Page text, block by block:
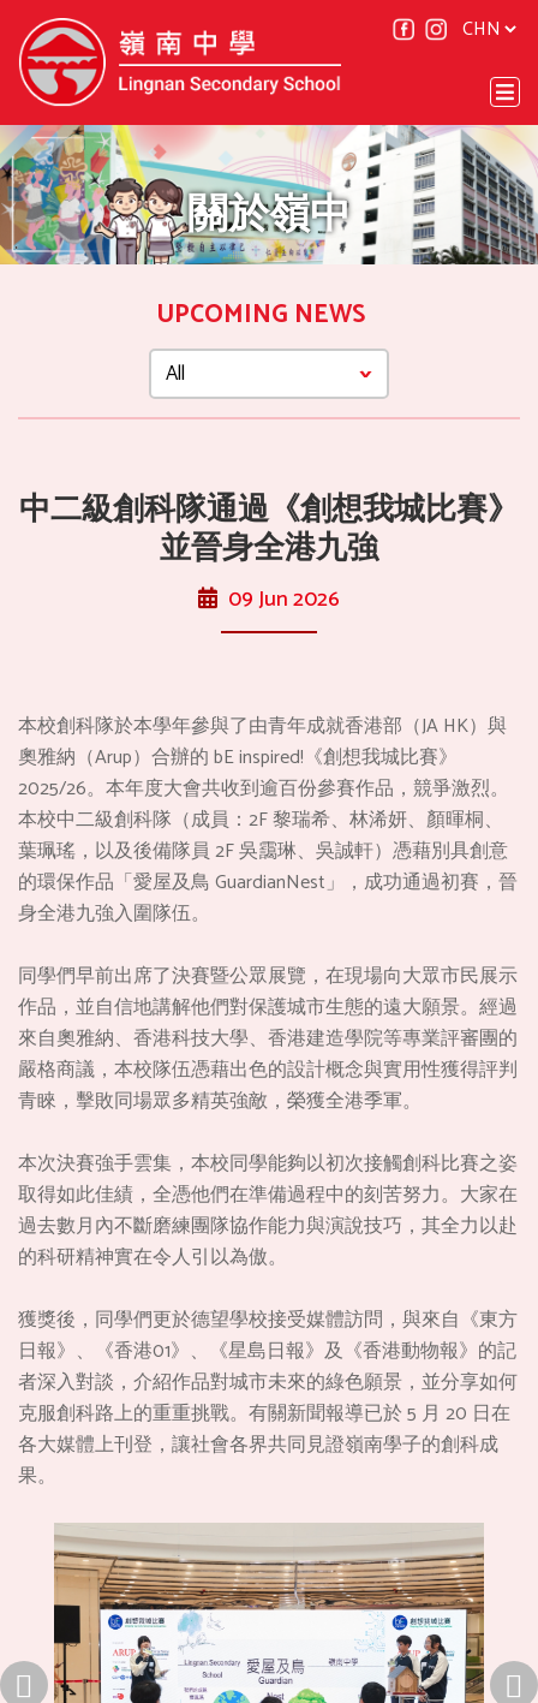
關於嶺中
UPCOMING NEWS
中二級創科隊通過《創想我城比賽》
並晉身全港九強
09 Jun 2026
本校創科隊於本學年參與了由青年成就香港部（JA HK）與
奧雅納（Arup）合辦的 bE inspired!《創想我城比賽》
2025/26。本年度大會共收到逾百份參賽作品，競爭激烈。
本校中二級創科隊（成員：2F 黎瑞希、林浠妍、顏暉桐、
葉珮瑤，以及後備隊員 2F 吳靄琳、吳誠軒）憑藉別具創意
的環保作品「愛屋及鳥 GuardianNest」，成功通過初賽，晉
身全港九強入圍隊伍。
同學們早前出席了決賽暨公眾展覽，在現場向大眾市民展示
作品，並自信地講解他們對保護城市生態的遠大願景。經過
來自奧雅納、香港科技大學、香港建造學院等專業評審團的
嚴格商議，本校隊伍憑藉出色的設計概念與實用性獲得評判
青睞，擊敗同場眾多精英強敵，榮獲全港季軍。
本次決賽強手雲集，本校同學能夠以初次接觸創科比賽之姿
取得如此佳績，全憑他們在準備過程中的刻苦努力。大家在
過去數月內不斷磨練團隊協作能力與演說技巧，其全力以赴
的科研精神實在令人引以為傲。
獲獎後，同學們更於德望學校接受媒體訪問，與來自《東方
日報》、《香港01》、《星島日報》及《香港動物報》的記
者深入對談，介紹作品對城市未來的綠色願景，並分享如何
克服創科路上的重重挑戰。有關新聞報導已於 5 月 20 日在
各大媒體上刊登，讓社會各界共同見證嶺南學子的創科成
果。